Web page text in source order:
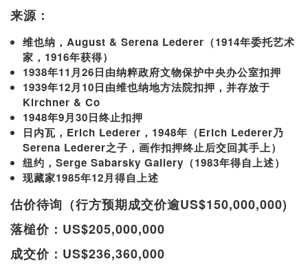
来源：
维也纳，August & Serena Lederer（1914年委托艺术
家，1916年获得）
1938年11月26日由纳粹政府文物保护中央办公室扣押
1939年12月10日由维也纳地方法院扣押，并存放于
Kirchner & Co
1948年9月30日终止扣押
日内瓦，Erich Lederer，1948年（Erich Lederer乃
Serena Lederer之子，画作扣押终止后交回其手上）
纽约，Serge Sabarsky Gallery（1983年得自上述）
现藏家1985年12月得自上述
估价待询（行方预期成交价逾US$150,000,000)
落槌价：US$205,000,000
成交价：US$236,360,000